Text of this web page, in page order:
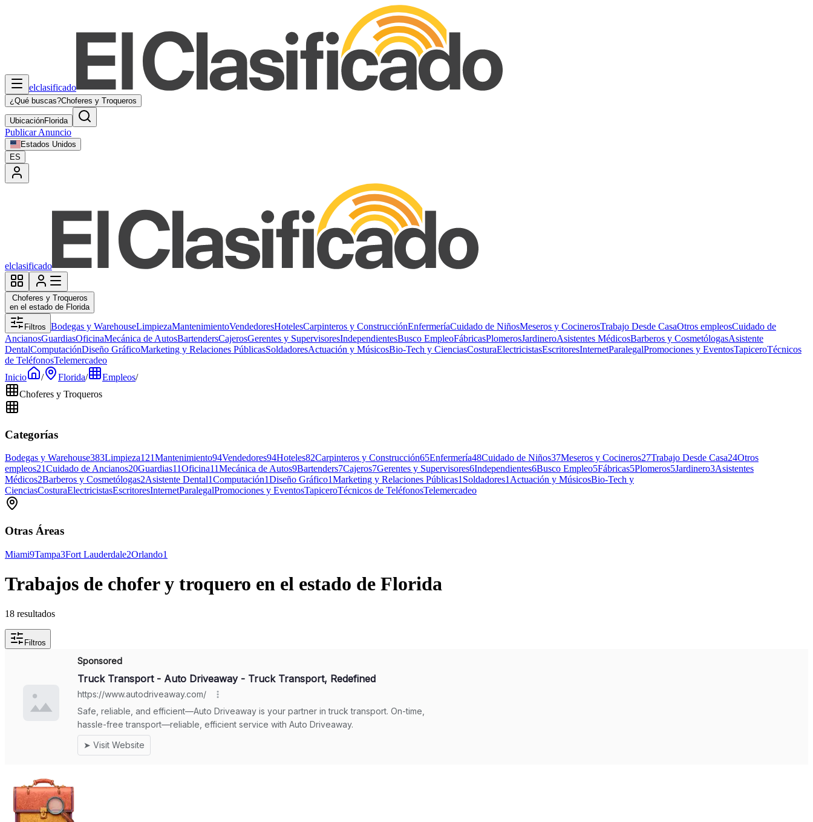
elclasificado
¿Qué buscas?Choferes y Troqueros
UbicaciónFlorida
Publicar Anuncio
Estados Unidos
ES
elclasificado
Choferes y Troqueros
en el estado de Florida
Filtros Bodegas y WarehouseLimpiezaMantenimientoVendedoresHotelesCarpinteros y ConstrucciónEnfermeríaCuidado de NiñosMeseros y CocinerosTrabajo Desde CasaOtros empleosCuidado de
AncianosGuardiasOficinaMecánica de AutosBartendersCajerosGerentes y SupervisoresIndependientesBusco EmpleoFábricasPlomerosJardineroAsistentes MédicosBarberos y CosmetólogasAsistente
DentalComputaciónDiseño GráficoMarketing y Relaciones PúblicasSoldadoresActuación y MúsicosBio-Tech y CienciasCosturaElectricistasEscritoresInternetParalegalPromociones y EventosTapiceroTécnicos
de TeléfonosTelemercadeo
Inicio
/ Florida/ Empleos/
Choferes y Troqueros
Categorías
Bodegas y Warehouse383Limpieza121Mantenimiento94Vendedores94Hoteles82Carpinteros y Construcción65Enfermería48Cuidado de Niños37Meseros y Cocineros27Trabajo Desde Casa24Otros
empleos21Cuidado de Ancianos20Guardias11Oficina11Mecánica de Autos9Bartenders7Cajeros7Gerentes y Supervisores6Independientes6Busco Empleo5Fábricas5Plomeros5Jardinero3Asistentes
Médicos2Barberos y Cosmetólogas2Asistente Dental1Computación1Diseño Gráfico1Marketing y Relaciones Públicas1Soldadores1Actuación y MúsicosBio-Tech y
CienciasCosturaElectricistasEscritoresInternetParalegalPromociones y EventosTapiceroTécnicos de TeléfonosTelemercadeo
Otras Áreas
Miami9Tampa3Fort Lauderdale2Orlando1
Trabajos de chofer y troquero en el estado de Florida
18 resultados
Filtros